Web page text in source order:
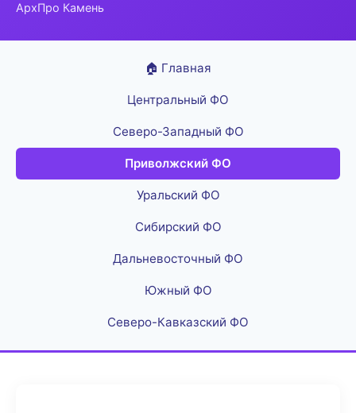
АрхПро Камень
🏠 Главная
Центральный ФО
Северо-Западный ФО
Приволжский ФО
Уральский ФО
Сибирский ФО
Дальневосточный ФО
Южный ФО
Северо-Кавказский ФО